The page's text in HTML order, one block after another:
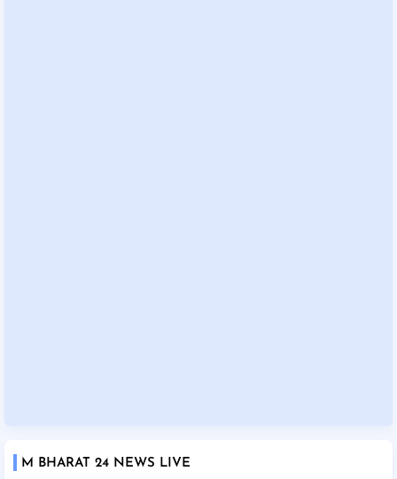
M BHARAT 24 NEWS LIVE